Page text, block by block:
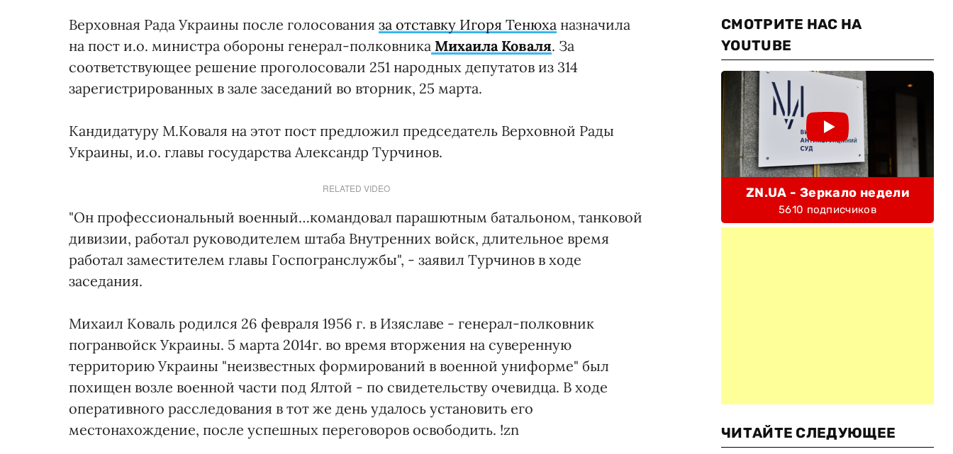
Верховная Рада Украины после голосования за отставку Игоря Тенюха назначила
на пост и.о. министра обороны генерал-полковника Михаила Коваля. За
соответствующее решение проголосовали 251 народных депутатов из 314
зарегистрированных в зале заседаний во вторник, 25 марта.
Кандидатуру М.Коваля на этот пост предложил председатель Верховной Рады
Украины, и.о. главы государства Александр Турчинов.
RELATED VIDEO
"Он профессиональный военный…командовал парашютным батальоном, танковой
дивизии, работал руководителем штаба Внутренних войск, длительное время
работал заместителем главы Госпогранслужбы", - заявил Турчинов в ходе
заседания.
Михаил Коваль родился 26 февраля 1956 г. в Изяславе - генерал-полковник
погранвойск Украины. 5 марта 2014г. во время вторжения на суверенную
территорию Украины "неизвестных формирований в военной униформе" был
похищен возле военной части под Ялтой - по свидетельству очевидца. В ходе
оперативного расследования в тот же день удалось установить его
местонахождение, после успешных переговоров освободить. !zn
СМОТРИТЕ НАС НА
YOUTUBE
ZN.UA - Зеркало недели
5610 подписчиков
ЧИТАЙТЕ СЛЕДУЮЩЕЕ